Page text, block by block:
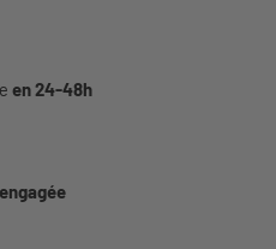
en 24-48h
engagée